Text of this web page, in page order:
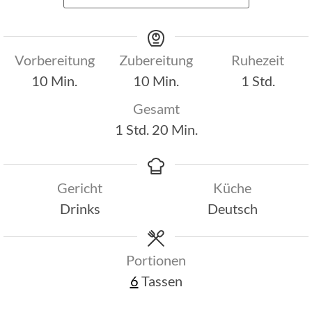
Vorbereitung
10 Minuten
Min.
Zubereitung
10 Minuten
Min.
Ruhezeit
1 Stunde
Std.
Gesamt
1 Stunde
Std. 20Minuten
Min.
Gericht
Drinks
Küche
Deutsch
Portionen
6 Tassen